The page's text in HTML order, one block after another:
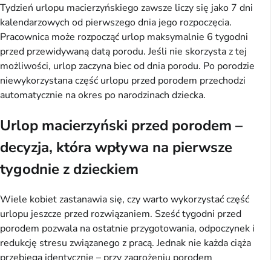
Tydzień urlopu macierzyńskiego zawsze liczy się jako 7 dni
kalendarzowych od pierwszego dnia jego rozpoczęcia.
Pracownica może rozpocząć urlop maksymalnie 6 tygodni
przed przewidywaną datą porodu. Jeśli nie skorzysta z tej
możliwości, urlop zaczyna biec od dnia porodu. Po porodzie
niewykorzystana część urlopu przed porodem przechodzi
automatycznie na okres po narodzinach dziecka.
Urlop macierzyński przed porodem –
decyzja, która wpływa na pierwsze
tygodnie z dzieckiem
Wiele kobiet zastanawia się, czy warto wykorzystać część
urlopu jeszcze przed rozwiązaniem. Sześć tygodni przed
porodem pozwala na ostatnie przygotowania, odpoczynek i
redukcję stresu związanego z pracą. Jednak nie każda ciąża
przebiega identycznie – przy zagrożeniu porodem